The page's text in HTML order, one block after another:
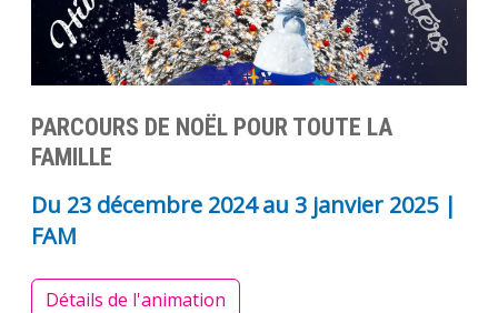
PARCOURS DE NOËL POUR TOUTE LA
FAMILLE
Du 23 décembre 2024au 3 janvier 2025|
FAM
Détails de l'animation